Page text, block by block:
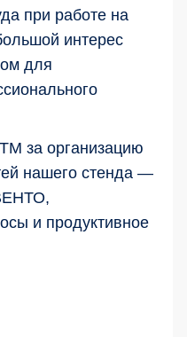
при работе на
интерес
для
за организацию
нашего стенда —
и продуктивное